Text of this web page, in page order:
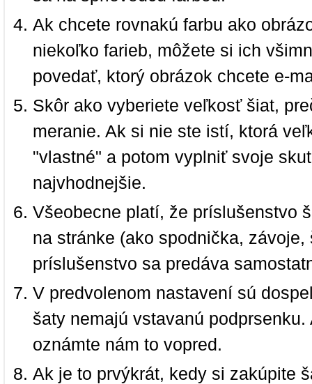
Ak chcete rovnakú farbu ako
niekoľko farieb, môžete si ich
povedať, ktorý obrázok chcete e-
Skôr ako vyberiete veľkosť šiat,
meranie. Ak si nie ste istí, ktorá
"vlastné" a potom vyplniť svoje
najvhodnejšie.
Všeobecne platí, že príslušenstvo
na stránke (ako spodnička,
príslušenstvo sa predáva
V predvolenom nastavení sú
šaty nemajú vstavanú
oznámte nám to vopred.
Ak je to prvýkrát, kedy si zakúpite